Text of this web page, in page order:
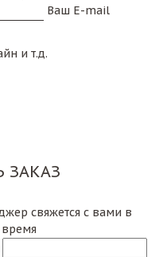
Ваш E-mail
и т.д.
свяжется с вами в